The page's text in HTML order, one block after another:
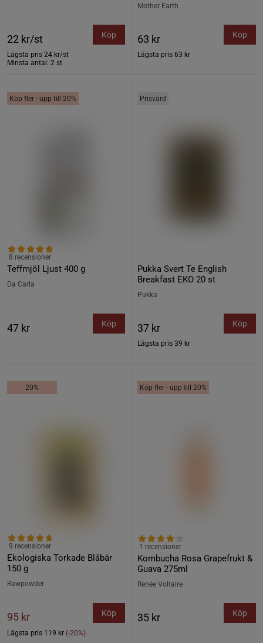
22 kr/st
Lägsta pris 24 kr/st
Minsta antal: 2 st
Köp
Mother Earth
63 kr
Lägsta pris 63 kr
Köp
Köp fler - upp till 20%
Teffmjöl Ljust 400 g
8 recensioner
Da Carla
47 kr Köp
Prisvärd
Pukka Svert Te English
Breakfast EKO 20 st
Pukka
37 kr
Lägsta pris 39 kr
Köp
20%
Ekologiska Torkade Blåbär
150 g
9 recensioner
Rawpowder
95 kr
Lägsta pris 119 kr (-20%)
Köp
Köp fler - upp till 20%
Kombucha Rosa Grapefrukt &
Guava 275ml
1 recensioner
Renée Voltaire
35 kr Köp